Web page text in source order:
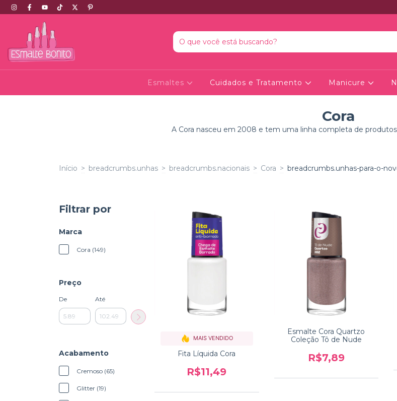
Esmaltes Cuidados e Tratamento Manicure
Cora
A Cora nasceu em 2008 e tem uma linha completa de
Início > breadcrumbs.unhas > breadcrumbs.nacionais > Cora > breadcrumbs.unhas-para-o-
Filtrar por
Marca
Cora (149)
Preço
De Até
Acabamento
Cremoso (65)
Glitter (19)
MAIS VENDIDO
Fita Líquida Cora
R$11,49
Esmalte Cora Quartzo
Coleção Tô de Nude
R$7,89